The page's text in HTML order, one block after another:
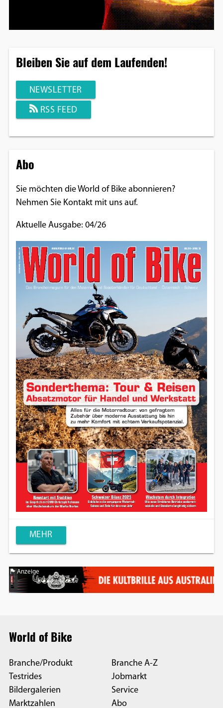
Bleiben Sie auf dem Laufenden!
NEWSLETTER
RSS FEED
Abo
Sie möchten die World of Bike abonnieren?
Nehmen Sie Kontakt mit uns auf.
Aktuelle Ausgabe: 04/26
MEHR
Anzeige
World of Bike
Branche/Produkt
Testrides
Bildergalerien
Marktzahlen
Branche A-Z
Jobmarkt
Service
Abo